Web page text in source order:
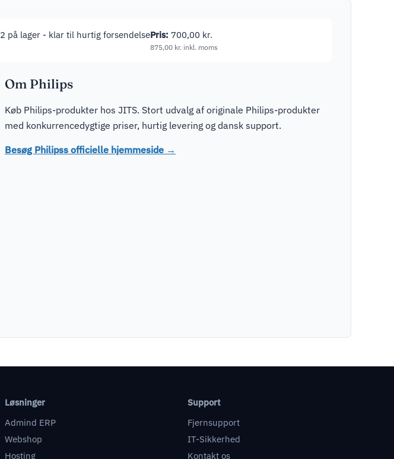
2 på lager - klar til hurtig forsendelsePris: 700,00 kr.
875,00 kr. inkl. moms
Om Philips
Køb Philips-produkter hos JITS. Stort udvalg af originale Philips-produkter
med konkurrencedygtige priser, hurtig levering og dansk support.
Besøg Philipss officielle hjemmeside →
Løsninger
Admind ERP
Webshop
Hosting
Support
Fjernsupport
IT-Sikkerhed
Kontakt os